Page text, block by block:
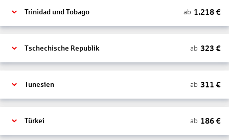
Trinidad und Tobago ab 1.218€
Tschechische Republik ab 323 €
Tunesien ab 311 €
Türkei ab 186€